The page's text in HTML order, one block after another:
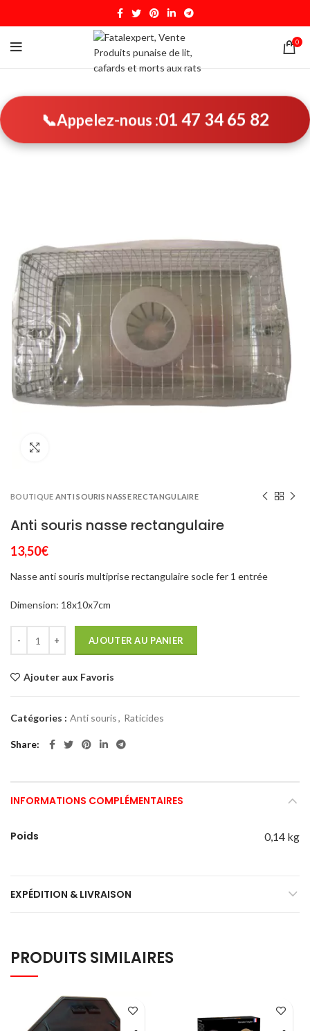
0
📞Appelez-nous :01 47 34 65 82
BOUTIQUE ANTI SOURIS NASSE RECTANGULAIRE
Anti souris nasse rectangulaire
13,50€
Nasse anti souris multiprise rectangulaire socle fer 1 entrée
Dimension: 18x10x7cm
AJOUTER AU PANIER
Ajouter aux Favoris
Catégories : Anti souris, Raticides
Share
INFORMATIONS COMPLÉMENTAIRES
Poids 0,14 kg
EXPÉDITION & LIVRAISON
PRODUITS SIMILAIRES